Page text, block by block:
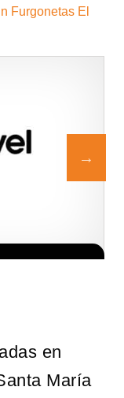
Furgonetas El
en
María